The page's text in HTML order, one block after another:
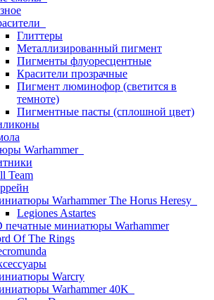
Глиттеры
Металлизированный пигмент
Пигменты флуоресцентные
Красители прозрачные
Пигмент люминофор (светится в
темноте)
Пигментные пасты (сплошной цвет)
Warhammer
Team
Warhammer The Horus Heresy
Legiones Astartes
печатные миниатюры Warhammer
Of The Rings
Warcry
Warhammer 40K